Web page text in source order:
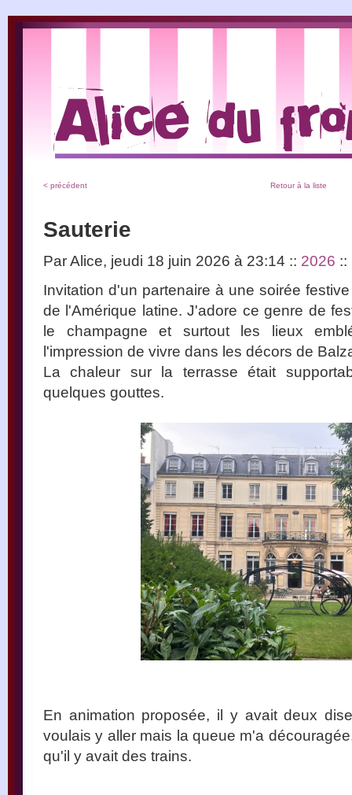
< précédent Retour à la liste
Sauterie
Par Alice, jeudi 18 juin 2026 à 23:14 :: 2026 ::
Invitation d'un partenaire à une soirée
de l'Amérique latine. J'adore ce genre de
le champagne et surtout les lieux
l'impression de vivre dans les décors de
La chaleur sur la terrasse était
quelques gouttes.
En animation proposée, il y avait deux
voulais y aller mais la queue m'a
qu'il y avait des trains.